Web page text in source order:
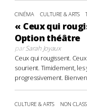
CINÉMA CULTURE & ARTS
« Ceux qui
Option théâtre
parSarah Joyaux
Ceux qui rougissent.
sourient. Timidement,
progressivement.
CULTURE & ARTS NON